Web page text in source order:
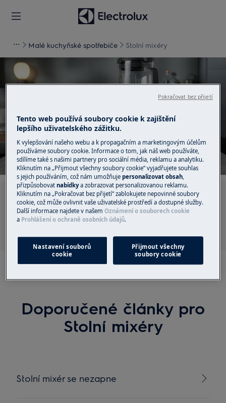
Malé kuchyňské spotřebiče Stolní mixéry
Podpora pro Stolní mixéry
Hledejte v našich podporných článcích
Doporučené články pro
Stolní mixéry
Stolní mixér se nezapne
Tento web používá soubory cookie k zajištění
lepšího uživatelského zážitku.
K vylepšování našeho webu a k propagačním a marketingovým účelům
používáme soubory cookie. Informace o tom, jak náš web používáte,
sdílíme také s našimi partnery pro sociální média, reklamu a analytiku.
Kliknutím na „Přijmout všechny soubory cookie“ vyjadřujete souhlas
s jejich používáním, což nám umožňujepersonalizovat obsah,
přizpůsobovatnabídkya zobrazovat personalizovanou reklamu.
Kliknutím na „Pokračovat bez přijetí“ zablokujete nepovinné soubory
cookie, což může ovlivnit vaše uživatelské prostředí a dostupné služby.
Další informace najdete v našemOznámení o souborech cookie
a Prohlášení o ochraně osobních údajů.
Nastavení souborů
cookie
Přijmout všechny
soubory cookie
Pokračovat bez přijetí